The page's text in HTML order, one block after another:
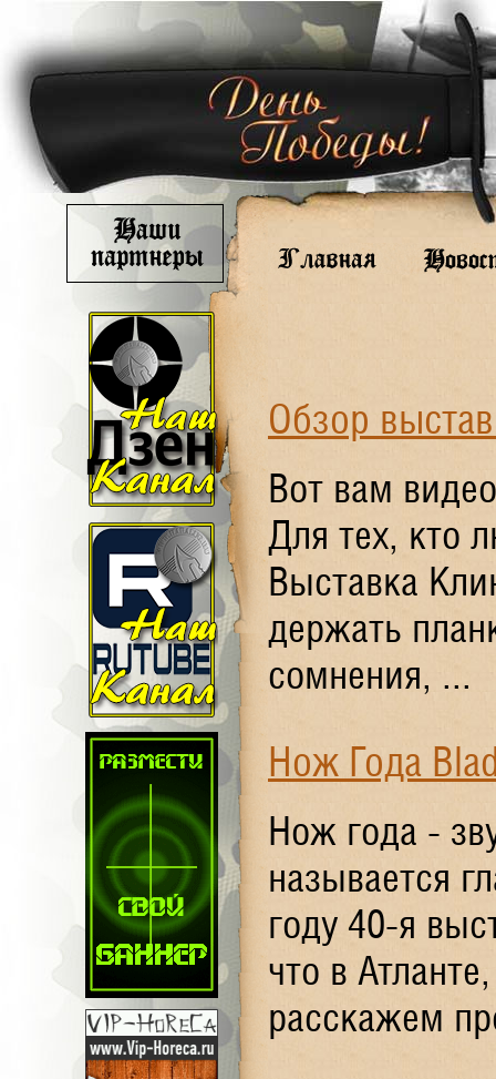
Обзор
Вот вам
Для тех, кто
Выставка
держать
сомнения, ...
Нож Года
Нож года -
называется
году 40-я
что в
расскажем